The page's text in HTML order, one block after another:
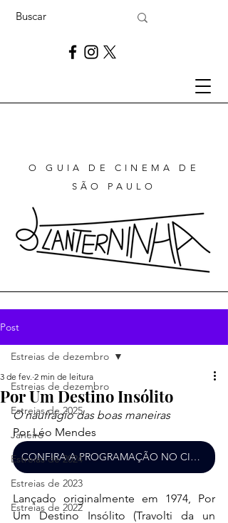
O GUIA DE CINEMA DE
SÃO PAULO
Post
Estreias de dezembro
Estreias de 2025
Janeiro
Estreias de 2024
Estreias de 2023
Estreias de 2022
Estreias de dezembro
Por Um Destino Insólito
3 de fev. 2 min de leitura
O naufrágio das boas maneiras
Por Léo Mendes
CONFIRA A PROGRAMAÇÃO NO CINEMA
Lançado originalmente em 1974, Por
Um Destino Insólito (Travolti da un